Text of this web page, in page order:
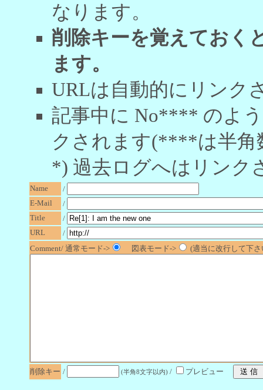
なります。
削除キーを覚えておく
ます。
URLは自動的にリンク
記事中に No**** のよ
クされます(****は半角
*) 過去ログへはリンク
Name
/
E-Mail
/
Title
/
URL
/
Comment/ 通常モード->
図表モード-> (適当に改行して下
削除キー / (半角8文字以内) / プレビュー